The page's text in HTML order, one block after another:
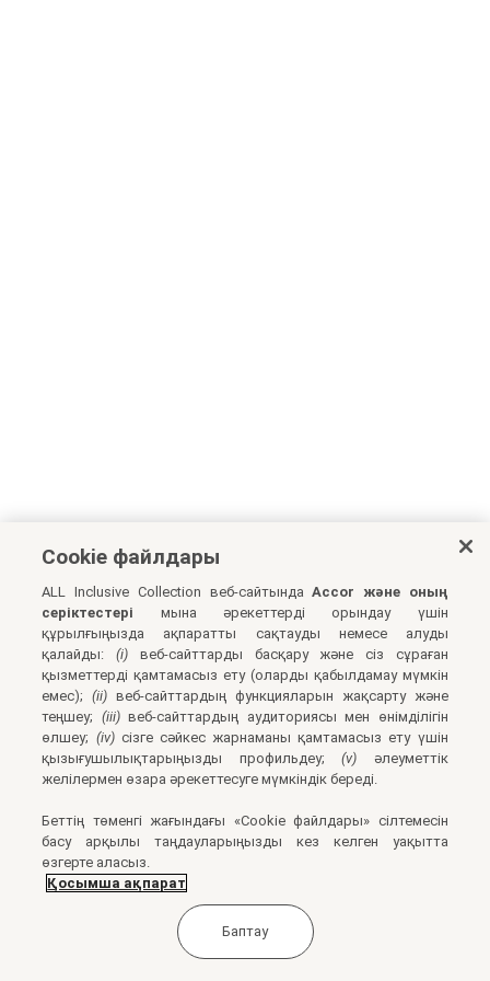
Cookie файлдары
ALL Inclusive Collection веб-сайтындаAccor және оның
серіктестері мына әрекеттерді орындау үшін
құрылғыңызда ақпаратты сақтауды немесе алуды
қалайды:(i) веб-сайттарды басқару және сіз сұраған
қызметтерді қамтамасыз ету (оларды қабылдамау мүмкін
емес);(ii) веб-сайттардың функцияларын жақсарту және
теңшеу; (iii)веб-сайттардың аудиториясы мен өнімділігін
өлшеу; (iv)сізге сәйкес жарнаманы қамтамасыз ету үшін
қызығушылықтарыңызды профильдеу;(v) әлеуметтік
желілермен өзара әрекеттесуге мүмкіндік береді.
Беттің төменгі жағындағы «Cookie файлдары» сілтемесін
басу арқылы таңдауларыңызды кез келген уақытта
өзгерте аласыз.
Қосымша ақпарат
Баптау